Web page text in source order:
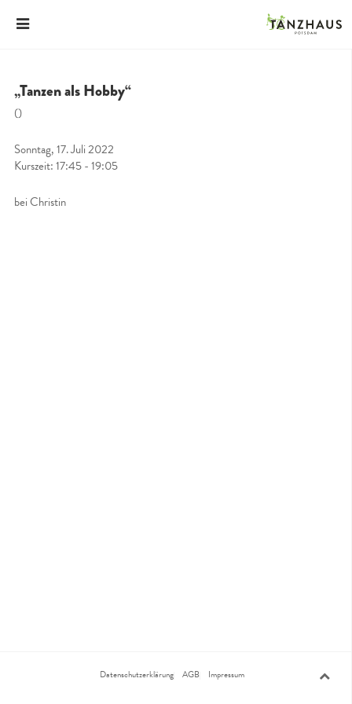
„Tanzen als Hobby“
()
Sonntag, 17. Juli 2022
Kurszeit: 17:45 - 19:05
bei Christin
Datenschutzerklärung AGB Impressum